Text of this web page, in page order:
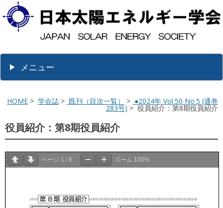
メニュー
HOME > 学会誌 > 既刊（目次一覧） > ●2024年 Vol.50 No.5 (通巻
283号) > 役員紹介：第8期役員紹介
役員紹介：第8期役員紹介
ページ 1 / 6 ズーム 100%